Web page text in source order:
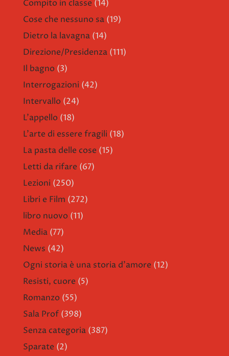
Compito in classe (14)
Cose che nessuno sa (19)
Dietro la lavagna (14)
Direzione/Presidenza (111)
Il bagno (3)
Interrogazioni (42)
Intervallo (24)
L'appello (18)
L'arte di essere fragili (18)
La pasta delle cose (15)
Letti da rifare (67)
Lezioni (250)
Libri e Film (272)
libro nuovo (11)
Media (77)
News (42)
Ogni storia è una storia d'amore (12)
Resisti, cuore (5)
Romanzo (55)
Sala Prof (398)
Senza categoria (387)
Sparate (2)